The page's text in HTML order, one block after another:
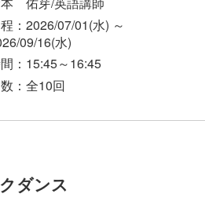
：2026/07/01(水) ～
09/16(水)
：15:45～16:45
：全10回
ダンス